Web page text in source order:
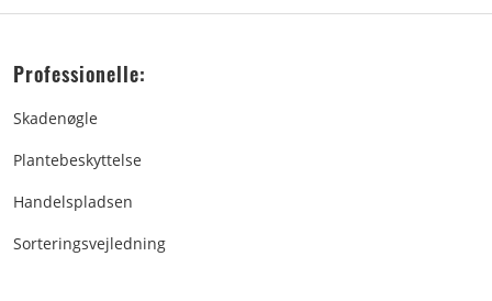
Professionelle:
Skadenøgle
Plantebeskyttelse
Handelspladsen
Sorteringsvejledning